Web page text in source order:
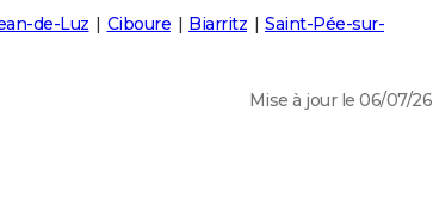
de-Luz Ciboure Biarritz
Saint-Pée-sur-
Mise à jour le 06/07/26